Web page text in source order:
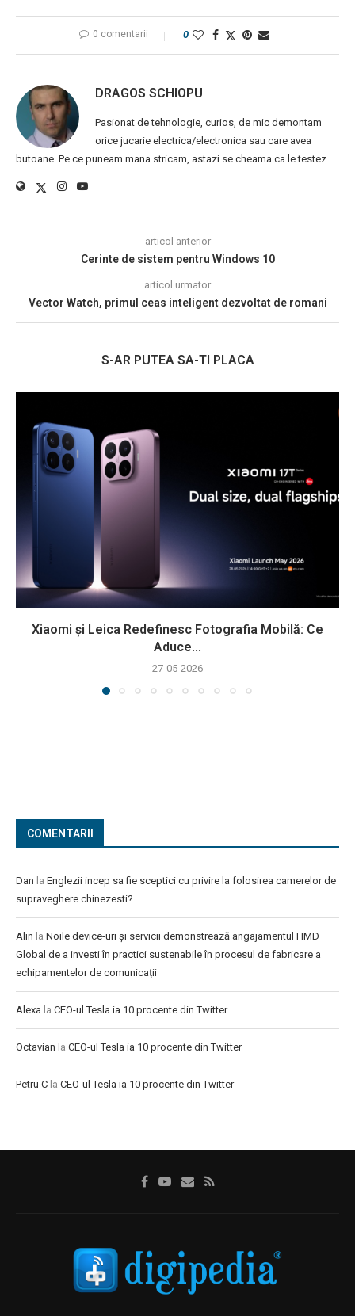
0 comentarii 0
DRAGOS SCHIOPU
Pasionat de tehnologie, curios, de mic demontam
orice jucarie electrica/electronica sau care avea
butoane. Pe ce puneam mana stricam, astazi se cheama ca le testez.
articol anterior
Cerinte de sistem pentru Windows 10
articol urmator
Vector Watch, primul ceas inteligent dezvoltat de romani
S-AR PUTEA SA-TI PLACA
Xiaomi și Leica Redefinesc Fotografia Mobilă: Ce
Aduce...
27-05-2026
COMENTARII
Dan la Englezii incep sa fie sceptici cu privire la folosirea camerelor de
supraveghere chinezesti?
Alin la Noile device-uri și servicii demonstrează angajamentul HMD
Global de a investi în practici sustenabile în procesul de fabricare a
echipamentelor de comunicații
Alexa la CEO-ul Tesla ia 10 procente din Twitter
Octavian la CEO-ul Tesla ia 10 procente din Twitter
Petru C la CEO-ul Tesla ia 10 procente din Twitter